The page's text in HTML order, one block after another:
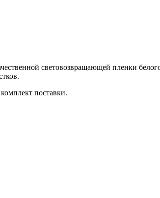
световозвращающей пленки
поставки.